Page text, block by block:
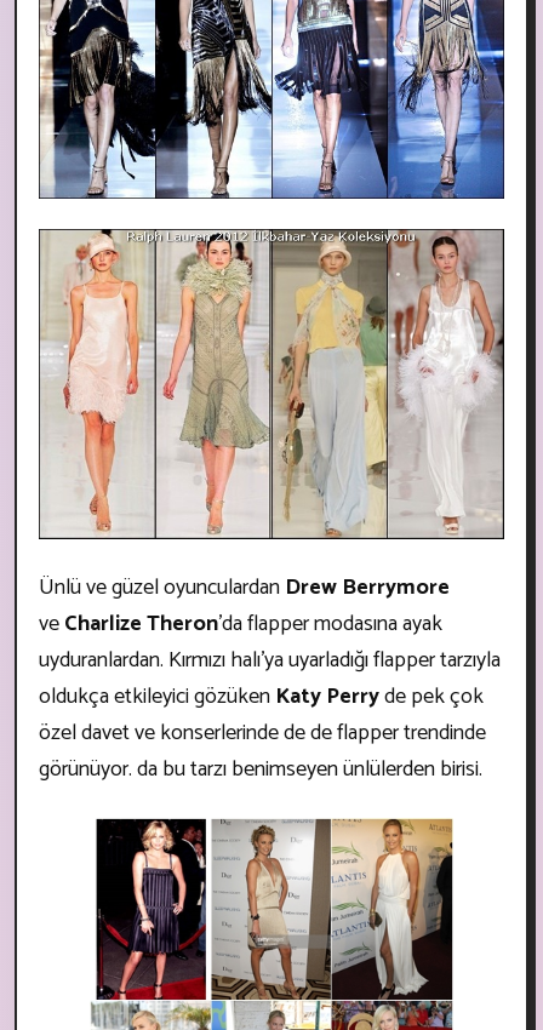
Ünlü ve güzel oyunculardan Drew Berrymore
veCharlize Theron’da flapper modasına ayak
uyduranlardan. Kırmızı halı’ya uyarladığı flapper tarzıyla
oldukça etkileyici gözüken Katy Perryde pek çok
özel davet ve konserlerinde de de flapper trendinde
görünüyor. da bu tarzı benimseyen ünlülerden birisi.